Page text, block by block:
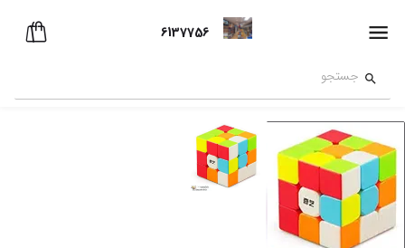
6137756